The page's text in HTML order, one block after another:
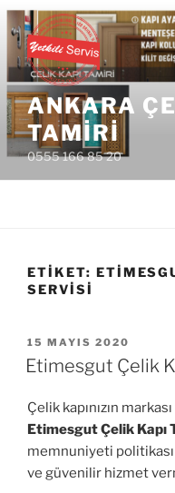
İçeriğe
geç
ANKARA
TAMIRI
0555 166 85 20
ETIKET:
SERVISI
YAYIM
TARIHI
15 MAYIS 2020
Etimesgut Çelik
Çelik kapınızın
Etimesgut Çelik Kapı
memnuniyeti
ve güvenilir hizmet